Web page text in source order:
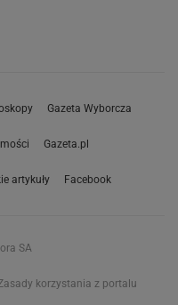
Gazeta Wyborcza
Gazeta.pl
artykuły Facebook
SA
korzystania z portalu